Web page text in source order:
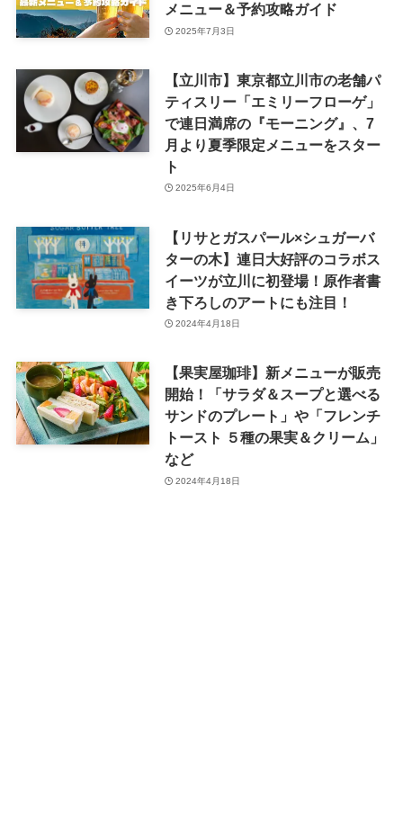
メニュー＆予約攻略ガイド
2025年7月3日
【立川市】東京都立川市の老舗パ
ティスリー「エミリーフローゲ」
で連日満席の『モーニング』、7
月より夏季限定メニューをスター
ト
2025年6月4日
【リサとガスパール×シュガーバ
ターの木】連日大好評のコラボス
イーツが立川に初登場！原作者書
き下ろしのアートにも注目！
2024年4月18日
【果実屋珈琲】新メニューが販売
開始！「サラダ＆スープと選べる
サンドのプレート」や「フレンチ
トースト ５種の果実＆クリーム」
など
2024年4月18日